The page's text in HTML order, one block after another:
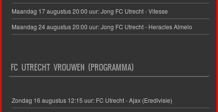
Maandag 17 augustus 20:00 uur: Jong FC Utrecht - Vitesse
Maandag 24 augustus 20:00 uur: Jong FC Utrecht - Heracles Almelo
FC UTRECHT VROUWEN (PROGRAMMA)
Zondag 16 augustus 12:15 uur: FC Utrecht - Ajax (Eredivisie)